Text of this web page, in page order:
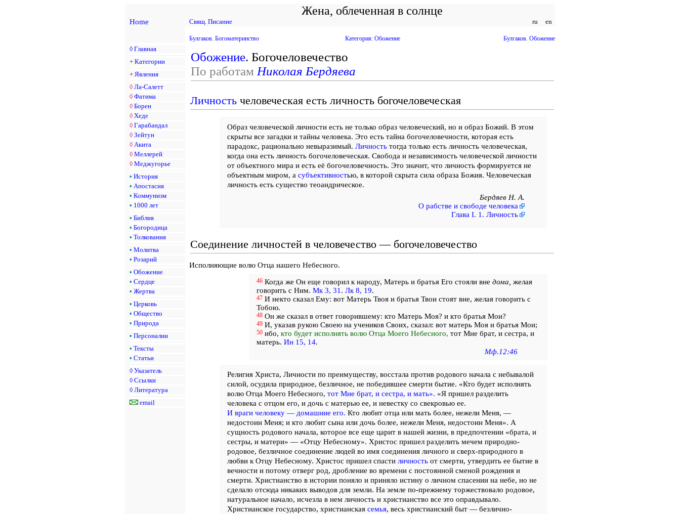
Жена, облеченная в солнце
Home Свящ. Писание ru en
◊ Главная
+ Категории
+ Явления
◊ Ла-Салетт
◊ Фатима
◊ Борен
◊ Хеде
◊ Гарабандал
◊ Зейтун
◊ Акита
◊ Меллерей
◊ Меджугорье
• История
• Апостасия
• Коммунизм
• 1000 лет
• Библия
• Богородица
• Толкования
• Молитва
• Розарий
• Обожение
• Сердце
• Жертва
• Церковь
• Общество
• Природа
• Персоналии
• Тексты
• Статьи
◊ Указатель
◊ Ссылки
◊ Литература
email
Булгаков. Богоматеринство Категория: Обожение Булгаков. Обожение
Обожение. Богочеловечество
По работам Николая Бердяева
Личность человеческая есть личность богочеловеческая
Образ человеческой личности есть не только образ человеческий, но и образ Божий. В этом
скрыты все загадки и тайны человека. Это есть тайна богочеловечности, которая есть
парадокс, рационально невыразимый. Личностьтогда только есть личность человеческая,
когда она есть личность богочеловеческая. Свобода и независимость человеческой личности
от объектного мира и есть её богочеловечность. Это значит, что личность формируется не
объектным миром, а субъективностью, в которой скрыта сила образа Божия. Человеческая
личность есть существо теоандрическое.
Бердяев Н. А.
О рабстве и свободе человека
Глава I. 1. Личность
Соединение личностей в человечество — богочеловечество
Исполняющие волю Отца нашего Небесного.
46 Когда же Он еще говорил к народу, Матерь и братья Его стояли вне дома, желая
говорить с Ним. Мк 3, 31 . Лк 8, 19.
47 И некто сказал Ему: вот Матерь Твоя и братья Твои стоят вне, желая говорить с
Тобою.
48 Он же сказал в ответ говорившему: кто Матерь Моя? и кто братья Мои?
49 И, указав рукою Своею на учеников Своих, сказал: вот матерь Моя и братья Мои;
50 ибо, кто будет исполнять волю Отца Моего Небесного, тот Мне брат, и сестра, и
матерь. Ин 15, 14.
Мф.12:46
Религия Христа, Личности по преимуществу, восстала против родового начала с небывалой
силой, осудила природное, безличное, не победившее смерти бытие. «Кто будет исполнять
волю Отца Моего Небесного, тот Мне брат, и сестра, и мать». «Я пришел разделить
человека с отцом его, и дочь с матерью ее, и невестку со свекровью ее.
И враги человеку — домашние его. Кто любит отца или мать более, нежели Меня, —
недостоин Меня; и кто любит сына или дочь более, нежели Меня, недостоин Меня». А
сущность родового начала, которое все еще царит в нашей жизни, в предпочтении «брата, и
сестры, и матери» — «Отцу Небесному». Христос пришел разделить мечем природно-
родовое, безличное соединение людей во имя соединения личного и сверх-природного в
любви к Отцу Небесному. Христос пришел спасти личностьот смерти, утвердить ее бытие в
вечности и потому отверг род, дробление во времени с постоянной сменой рождения и
смерти. Христианство в истории поняло и приняло истину о личном спасении на небе, но не
сделало отсюда никаких выводов для земли. На земле по-прежнему торжествовало родовое,
натуральное начало, исчезла в нем личность и христианство все это оправдывало.
Христианское государство, христианская семья, весь христианский быт — безлично-